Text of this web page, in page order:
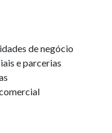
de negócio
e parcerias